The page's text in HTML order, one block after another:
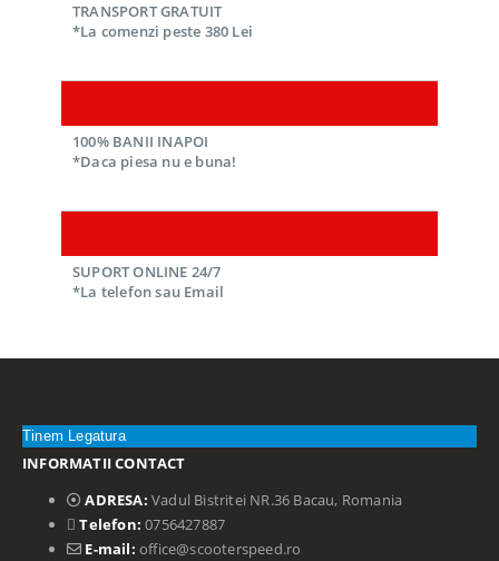
TRANSPORT GRATUIT
*La comenzi peste 380 Lei
100% BANII INAPOI
*Daca piesa nu e buna!
SUPORT ONLINE 24/7
*La telefon sau Email
Tinem Legatura
INFORMATII CONTACT
ADRESA: Vadul Bistritei NR.36 Bacau, Romania
Telefon: 0756427887
E-mail: office@scooterspeed.ro